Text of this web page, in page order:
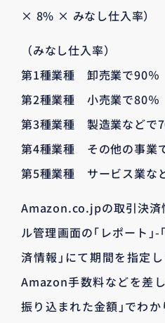
× 8% × みなし仕入率）
（みなし仕入率）
第1種業種 卸売業で90％
第2種業種 小売業で80％
第3種業種 製造業などで
第4種業種 その他の事業
第5種業種 サービス業な
Amazon.co.jpの取引決済
ル管理画面の｢レポート｣
済情報｣にて期間を指定
Amazon手数料などを差
振り込まれた金額｣でわ